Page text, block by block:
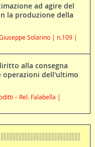
ad agire del
la produzione della
Solarino | n.109 |
alla consegna
operazioni dell'ultimo
– Rel. Falabella |